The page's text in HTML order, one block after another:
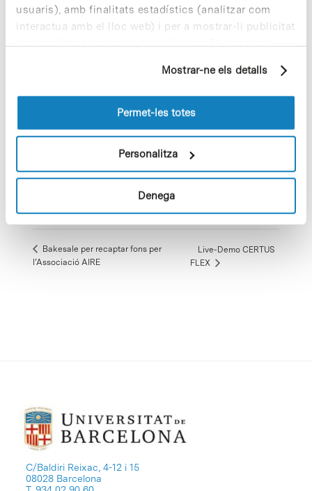
usuaris), amb finalitats estadístics (analitzar com
interactua amb el lloc web) i per a mostrar-li publicitat
personalitzada sobre la base d'un perfil elaborat a
pàgines visitades). Per a obtenir més informació sobre
les cookies pot consultar laPolítica de cookiesdel
Mostrar-ne els detalls
Permet-les totes
Personalitza
Denega
Carrer Baldiri Reixac, 10
Barcelona, Barcelona 08028 Espanya + Mapa de
Telèfon
Bakesale per recaptar fons per
l’Associació AIRE
Live-Demo CERTUS
FLEX
C/Baldiri Reixac, 4-12 i 15
08028 Barcelona